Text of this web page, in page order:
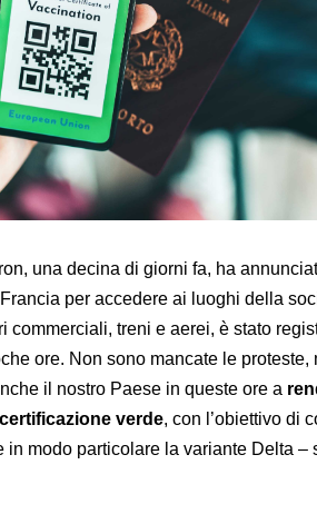
una decina di giorni fa, ha
per accedere ai luoghi della
commerciali, treni e aerei, è stato
ore. Non sono mancate le
il nostro Paese in queste ore a
verde, con l’obiettivo di
in modo particolare la variante Delta –